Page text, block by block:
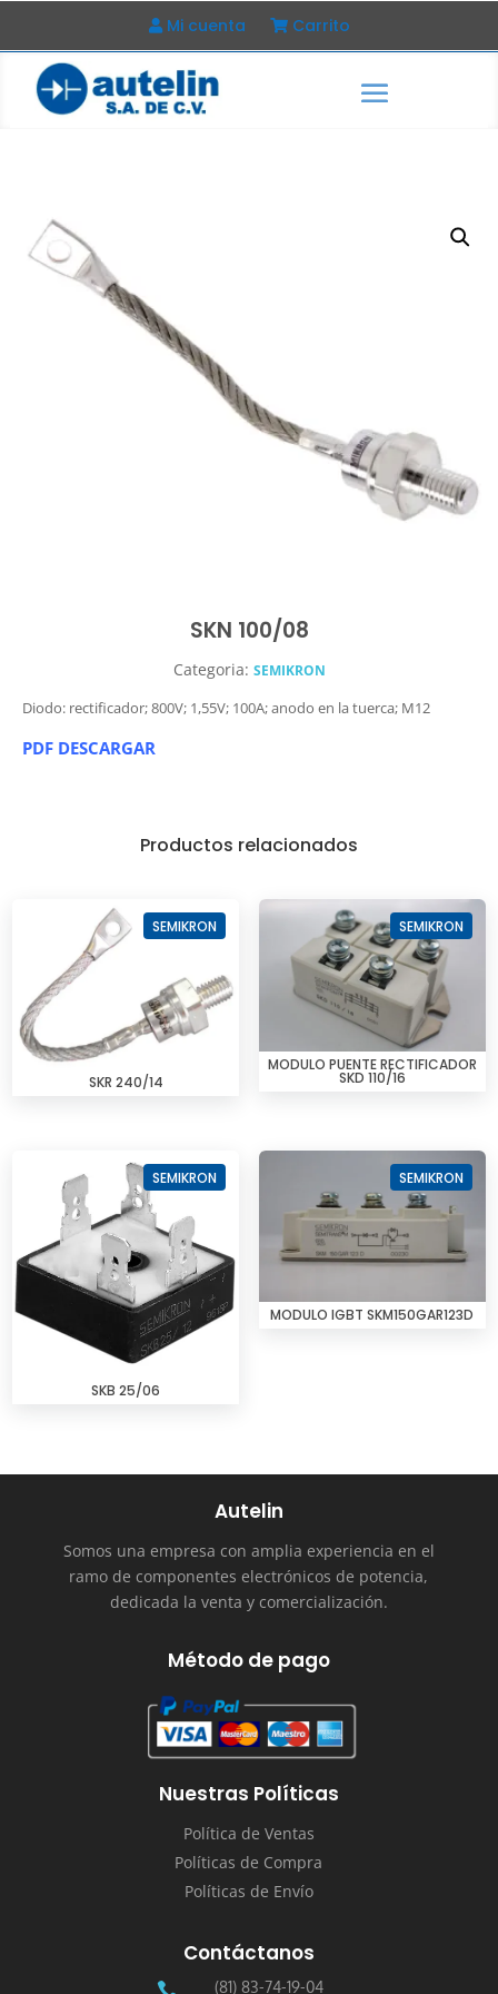
Mi cuenta Carrito
SKN 100/08
Categoria: SEMIKRON
Diodo: rectificador; 800V; 1,55V; 100A; anodo en la tuerca; M12
PDF DESCARGAR
Productos relacionados
SEMIKRON
SKR 240/14
SEMIKRON
MODULO PUENTE RECTIFICADOR
SKD 110/16
SEMIKRON
SKB 25/06
SEMIKRON
MODULO IGBT SKM150GAR123D
Autelin
Somos una empresa con amplia experiencia en el
ramo de componentes electrónicos de potencia,
dedicada la venta y comercialización.
Método de pago
Nuestras Políticas
Política de Ventas
Políticas de Compra
Políticas de Envío
Contáctanos
(81) 83-74-19-04